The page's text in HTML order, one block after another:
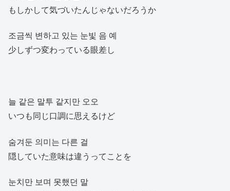
もしかして気づいたんじゃないだろうか
조금씩 변하고 있는 눈빛 음 예
少しずつ変わっている眼差し
늘 같은 말투 같지만 오오
いつも同じ口調に思えるけど
숨겨둔 의미는 다른 걸
隠していた意味は違うってことを
눈치만 보며 못했던 말